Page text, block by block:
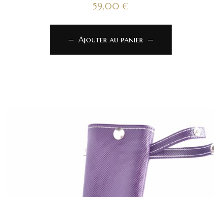
59,00 €
Ajouter au panier